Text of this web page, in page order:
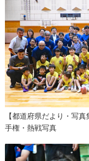
【都道府県だより・写
手権・熱戦写真